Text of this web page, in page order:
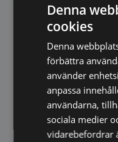
Läs också
2. juni 2026
Willow Hotel i
vid havet
Läs mer
8. maj 2026
Drömmer du om
enklare än
Denna
cookies
Denna
förbättra
använder
anpassa
användarna,
sociala medier
vidarebefordrar